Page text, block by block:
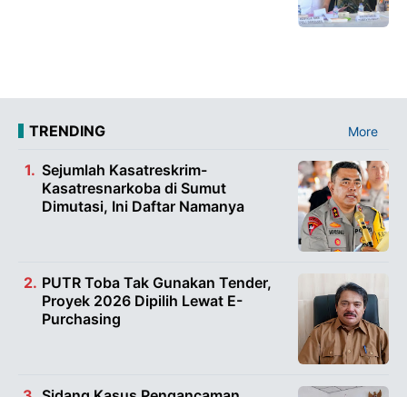
TRENDING More
Sejumlah Kasatreskrim-
Kasatresnarkoba di Sumut
Dimutasi, Ini Daftar Namanya
PUTR Toba Tak Gunakan Tender,
Proyek 2026 Dipilih Lewat E-
Purchasing